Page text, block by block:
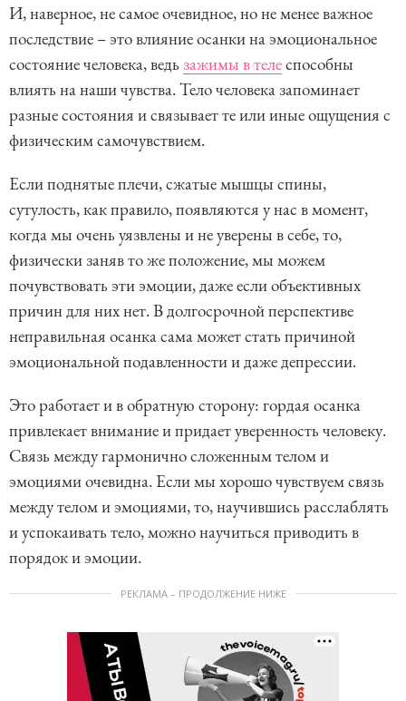
И, наверное, не самое очевидное, но не менее важное
последствие – это влияние осанки на эмоциональное
состояние человека, ведь зажимы в телеспособны
влиять на наши чувства. Тело человека запоминает
разные состояния и связывает те или иные ощущения с
физическим самочувствием.
Если поднятые плечи, сжатые мышцы спины,
сутулость, как правило, появляются у нас в момент,
когда мы очень уязвлены и не уверены в себе, то,
физически заняв то же положение, мы можем
почувствовать эти эмоции, даже если объективных
причин для них нет. В долгосрочной перспективе
неправильная осанка сама может стать причиной
эмоциональной подавленности и даже депрессии.
Это работает и в обратную сторону: гордая осанка
привлекает внимание и придает уверенность человеку.
Связь между гармонично сложенным телом и
эмоциями очевидна. Если мы хорошо чувствуем связь
между телом и эмоциями, то, научившись расслаблять
и успокаивать тело, можно научиться приводить в
порядок и эмоции.
РЕКЛАМА – ПРОДОЛЖЕНИЕ НИЖЕ